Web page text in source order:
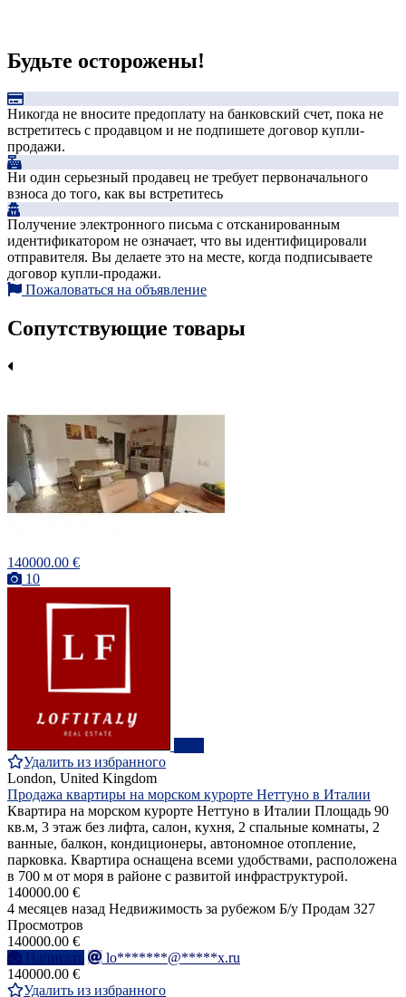
Будьте осторожены!
Никогда не вносите предоплату на банковский счет, пока не
встретитесь с продавцом и не подпишете договор купли-
продажи.
Ни один серьезный продавец не требует первоначального
взноса до того, как вы встретитесь
Получение электронного письма с отсканированным
идентификатором не означает, что вы идентифицировали
отправителя. Вы делаете это на месте, когда подписываете
договор купли-продажи.
Пожаловаться на объявление
Сопутствующие товары
140000.00 €
10
Удалить из избранного
London, United Kingdom
Продажа квартиры на морском курорте Неттуно в Италии
Квартира на морском курорте Неттуно в Италии Площадь 90
кв.м, 3 этаж без лифта, салон, кухня, 2 спальные комнаты, 2
ванные, балкон, кондиционеры, автономное отопление,
парковка. Квартира оснащена всеми удобствами, расположена
в 700 м от моря в районе с развитой инфраструктурой.
140000.00 €
4 месяцев назад Недвижимость за рубежом Б/у Продам 327
Просмотров
140000.00 €
Написать
lo*******@*****x.ru
140000.00 €
Удалить из избранного